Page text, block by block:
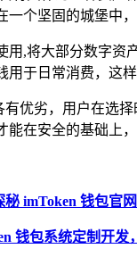
个坚固的城堡中
用,将大部分数字资
于日常消费，这
有优劣，用户在选
在安全的基础上
imToken 钱包官
钱包系统定制开发